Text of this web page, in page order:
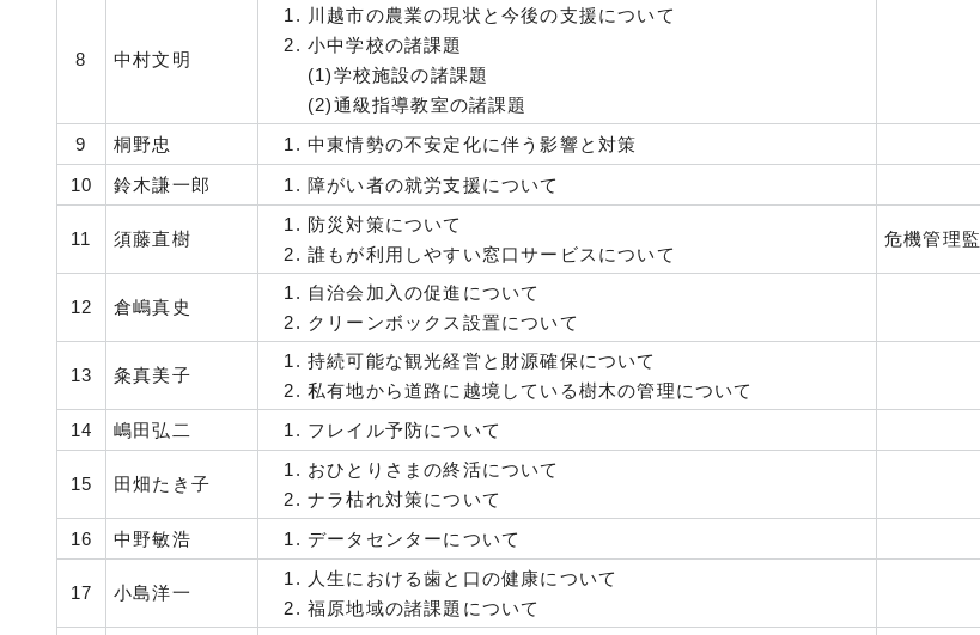
8 中村文明
川越市の農業の現状と今後の支援について
小中学校の諸課題
(1)学校施設の諸課題
(2)通級指導教室の諸課題
9
桐野忠
中東情勢の不安定化に伴う影響と対策
10
鈴木謙一郎 障がい者の就労支援について
11 須藤直樹
防災対策について
誰もが利用しやすい窓口サービスについて
危機管理監
12 倉嶋真史
自治会加入の促進について
クリーンボックス設置について
13 粂真美子
持続可能な観光経営と財源確保について
私有地から道路に越境している樹木の管理について
14
嶋田弘二 フレイル予防について
15 田畑たき子
おひとりさまの終活について
ナラ枯れ対策について
16
中野敏浩 データセンターについて
17 小島洋一
人生における歯と口の健康について
福原地域の諸課題について